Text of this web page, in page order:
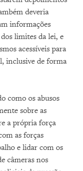
deveria
informações
limites da lei, e
acessíveis para
inclusive de forma
como os abusos
sobre as
a própria força
as forças
e lidar com os
câmeras nos